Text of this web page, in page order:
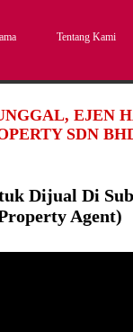
Tentang Kami
EJEN
SDN
Dijual Di
Agent)